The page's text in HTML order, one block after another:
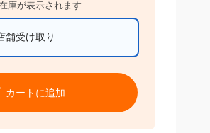
庫が表示されます
舗受け取り
カートに追加